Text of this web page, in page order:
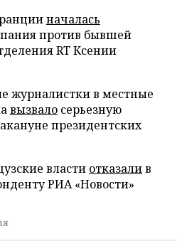
началась
против бывшей
RT Ксении
журналистки в местные
вызвало серьезную
президентских
власти отказалив
РИА «Новости»